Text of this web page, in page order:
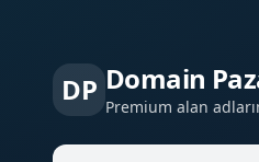
DP Domain
Premium alan